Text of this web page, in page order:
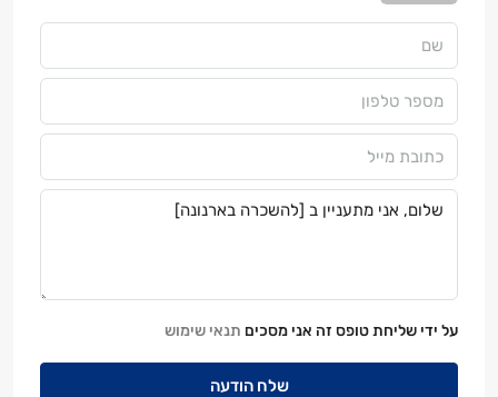
על ידי שליחת טופס זה אני מסכים תנאי שימוש
שלח הודעה